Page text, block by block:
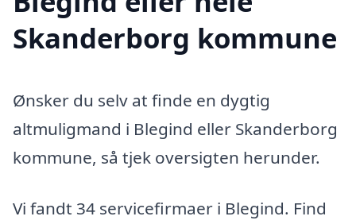
Skanderborg kommune
Ønsker du selv at finde en dygtig
altmuligmand i Blegind eller Skanderborg
kommune, så tjek oversigten herunder.
Vi fandt 34 servicefirmaer i Blegind. Find